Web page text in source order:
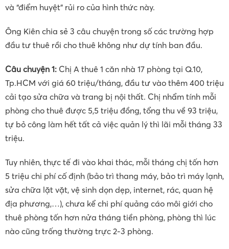
và “điểm huyệt” rủi ro của hình thức này.
Ông Kiên chia sẻ 3 câu chuyện trong số các trường hợp
đầu tư thuê rồi cho thuê không như dự tính ban đầu.
Câu chuyện 1: Chị A thuê 1 căn nhà 17 phòng tại Q.10,
Tp.HCM với giá 60 triệu/tháng, đầu tư vào thêm 400 triệu
cải tạo sửa chữa và trang bị nội thất. Chị nhẩm tính mỗi
phòng cho thuê được 5,5 triệu đồng, tổng thu về 93 triệu,
tự bỏ công làm hết tất cả việc quản lý thì lãi mỗi tháng 33
triệu.
Tuy nhiên, thực tế đi vào khai thác, mỗi tháng chị tốn hơn
5 triệu chi phí cố định (bảo trì thang máy, bảo trì máy lạnh,
sửa chữa lặt vặt, vệ sinh dọn dẹp, internet, rác, quan hệ
địa phương,…), chưa kể chi phí quảng cáo môi giới cho
thuê phòng tốn hơn nửa tháng tiền phòng, phòng thì lúc
nào cũng trống thường trực 2-3 phòng.